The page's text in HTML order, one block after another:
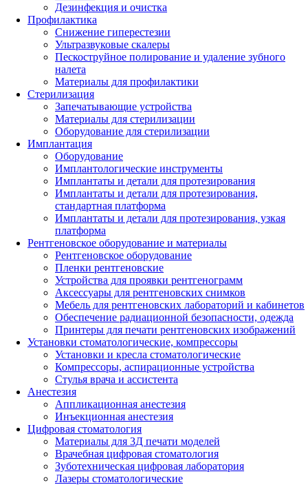
Дезинфекция и очистка
Профилактика
Снижение гиперестезии
Ультразвуковые скалеры
Пескоструйное полирование и удаление зубного
налета
Материалы для профилактики
Стерилизация
Запечатывающие устройства
Материалы для стерилизации
Оборудование для стерилизации
Имплантация
Оборудование
Имплантологические инструменты
Имплантаты и детали для протезирования
Имплантаты и детали для протезирования,
стандартная платформа
Имплантаты и детали для протезирования, узкая
платформа
Рентгеновское оборудование и материалы
Рентгеновское оборудование
Пленки рентгеновские
Устройства для проявки рентгенограмм
Аксессуары для рентгеновских снимков
Мебель для рентгеновских лабораторий и кабинетов
Обеспечение радиационной безопасности, одежда
Принтеры для печати рентгеновских изображений
Установки стоматологические, компрессоры
Установки и кресла стоматологические
Компрессоры, аспирационные устройства
Стулья врача и ассистента
Анестезия
Аппликационная анестезия
Инъекционная анестезия
Цифровая стоматология
Материалы для 3Д печати моделей
Врачебная цифровая стоматология
Зуботехническая цифровая лаборатория
Лазеры стоматологические